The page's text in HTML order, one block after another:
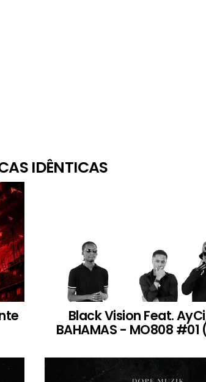
IDÊNTICAS
Black Vision Feat.
BAHAMAS - MO808 #01